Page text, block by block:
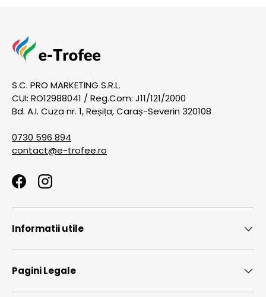
S.C. PRO MARKETING S.R.L.
CUI: RO12988041 / Reg.Com: J11/121/2000
Bd. A.I. Cuza nr. 1, Reșița, Caraș-Severin 320108
0730 596 894
contact@e-trofee.ro
FacebookInstagram
Informatii utile
Pagini Legale